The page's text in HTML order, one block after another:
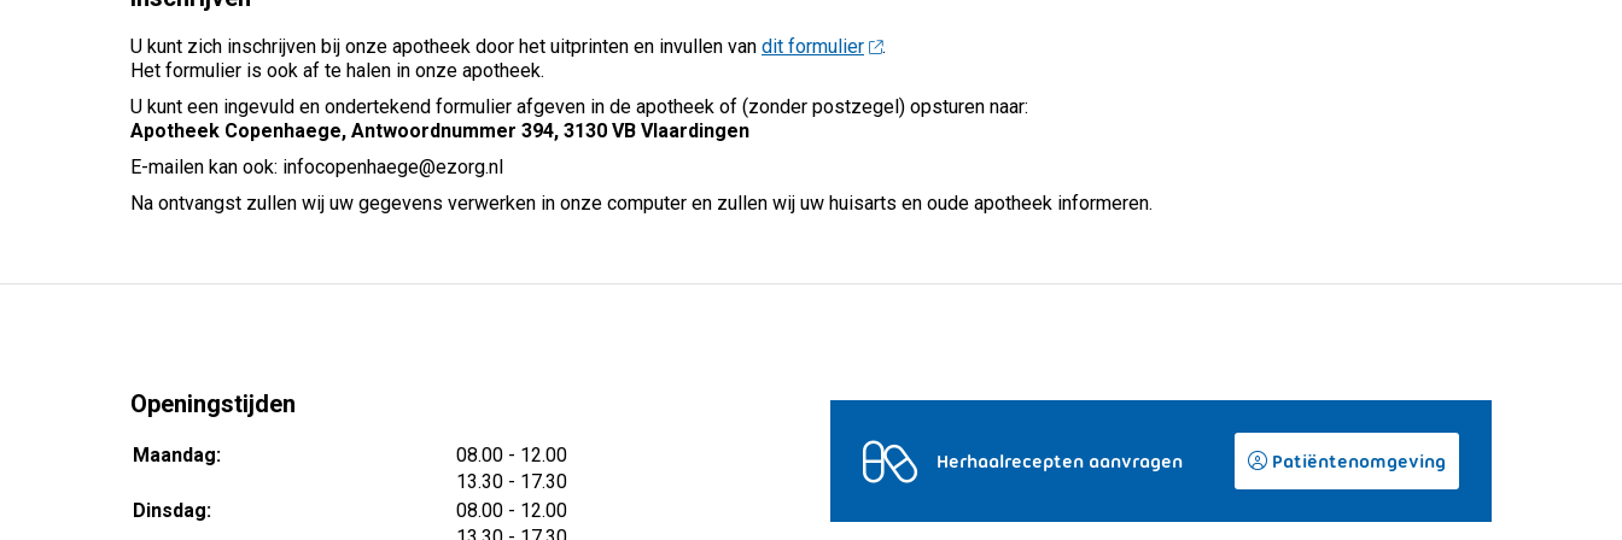
U kunt zich inschrijven bij onze apotheek door het uitprinten en invullen van dit formulier
.
Het formulier is ook af te halen in onze apotheek.
U kunt een ingevuld en ondertekend formulier afgeven in de apotheek of (zonder postzegel) opsturen naar:
Apotheek Copenhaege, Antwoordnummer 394, 3130 VB Vlaardingen
E-mailen kan ook: infocopenhaege@ezorg.nl
Na ontvangst zullen wij uw gegevens verwerken in onze computer en zullen wij uw huisarts en oude apotheek informeren.
Openingstijden
Maandag: 08.00 tot
- 12.00
13.30 tot
- 17.30
Dinsdag:
08.00 tot
- 12.00
Herhaalrecepten aanvragen Patiëntenomgeving